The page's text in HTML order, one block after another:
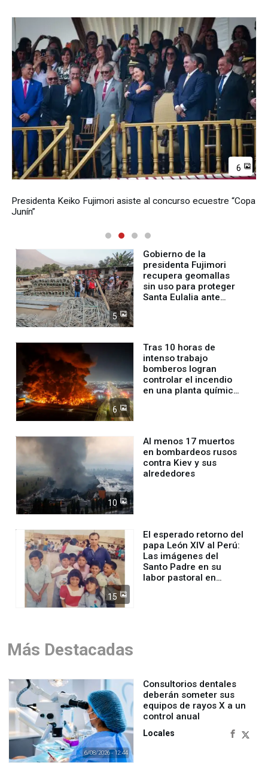
Presidenta Keiko Fujimori asiste al concurso ecuestre “Copa
Junín”
6
5
Gobierno de la
presidenta Fujimori
recupera geomallas
sin uso para proteger
Santa Eulalia ante
6
Tras 10 horas de
intenso trabajo
bomberos logran
controlar el incendio
en una planta química
10
Al menos 17 muertos
en bombardeos rusos
contra Kiev y sus
alrededores
15
El esperado retorno del
papa León XIV al Perú:
Las imágenes del
Santo Padre en su
labor pastoral en
Más Destacadas
6/08/2026 - 12:44
Consultorios dentales
deberán someter sus
equipos de rayos X a un
control anual
Locales